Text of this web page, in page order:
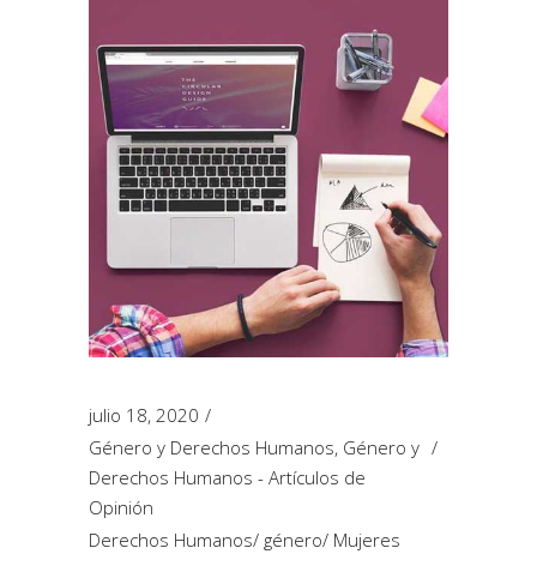
julio 18, 2020
Género y Derechos Humanos, Género y
Derechos Humanos - Artículos de
Opinión
Derechos Humanos/ género/ Mujeres